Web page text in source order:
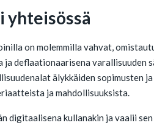
on molemmilla vahvat,
ja deflaationaarisena
älykkäiden sopimusten
ja mahdollisuuksista.
digitaalisena kullanakin ja vaalii